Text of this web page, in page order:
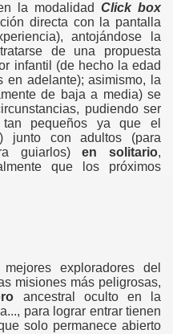
la modalidad Click box
directa con la pantalla
antojándose la
de una propuesta
infantil (de hecho la edad
en adelante); asimismo, la
de baja a media) se
pudiendo ser
pequeños ya que el
junto con adultos (para
guiarlos)en solitario,
que los próximos
exploradores del
misiones más peligrosas,
ancestral oculto en la
para lograr entrar tienen
solo permanece abierto